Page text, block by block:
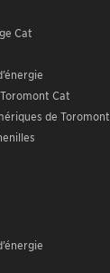
Cat
Cat
de Toromont